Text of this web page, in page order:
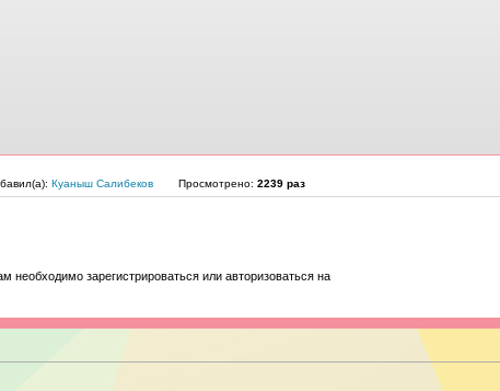
Куаныш Салибеков Просмотрено: 2239 раз
необходимо зарегистрироваться или авторизоваться на